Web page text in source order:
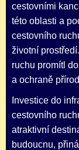
cestovními
této oblasti a
cestovního
životní
ruchu promítl
a ochraně
Investice do
cestovního
atraktivní
budoucnu,